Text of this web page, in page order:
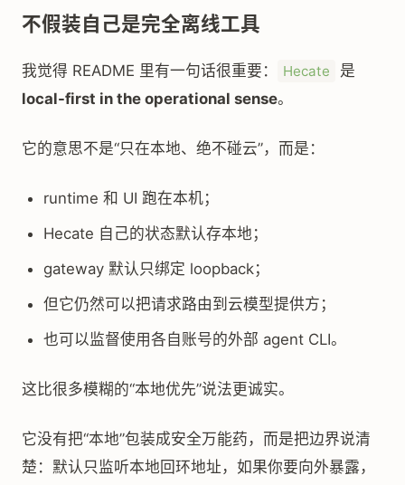
不假装自己是完全离线工具
我觉得 README 里有一句话很重要： Hecate
是
local-first in the operational sense。
它的意思不是“只在本地、绝不碰云”，而是：
runtime 和 UI 跑在本机；
Hecate 自己的状态默认存本地；
gateway 默认只绑定 loopback；
但它仍然可以把请求路由到云模型提供方；
也可以监督使用各自账号的外部 agent CLI。
这比很多模糊的“本地优先”说法更诚实。
它没有把“本地”包装成安全万能药，而是把边界说清
楚：默认只监听本地回环地址，如果你要向外暴露，